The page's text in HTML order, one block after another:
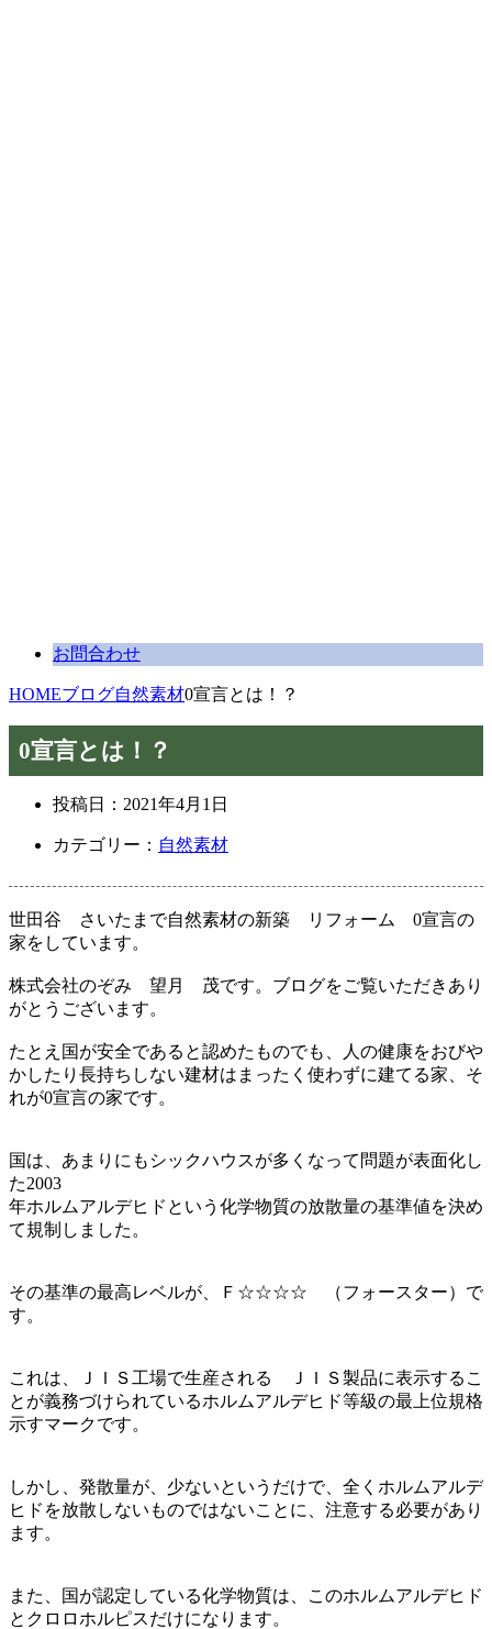
お問合わせ
HOMEブログ自然素材0宣言とは！？
0宣言とは！？
投稿日： 2021年4月1日
カテゴリー： 自然素材
世田谷 さいたまで自然素材の新築 リフォーム 0宣言の
家をしています。
株式会社のぞみ 望月 茂です。ブログをご覧いただきあり
がとうございます。
たとえ国が安全であると認めたものでも、人の健康をおびや
かしたり長持ちしない建材はまったく使わずに建てる家、そ
れが0宣言の家です。
国は、あまりにもシックハウスが多くなって問題が表面化し
た2003
年ホルムアルデヒドという化学物質の放散量の基準値を決め
て規制しました。
その基準の最高レベルが、Ｆ☆☆☆☆ （フォースター）で
す。
これは、ＪＩＳ工場で生産される ＪＩＳ製品に表示するこ
とが義務づけられているホルムアルデヒド等級の最上位規格
示すマークです。
しかし、発散量が、少ないというだけで、全くホルムアルデ
ヒドを放散しないものではないことに、注意する必要があり
ます。
また、国が認定している化学物質は、このホルムアルデヒド
とクロロホルピスだけになります。